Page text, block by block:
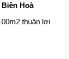
Hoà
thuận lợi